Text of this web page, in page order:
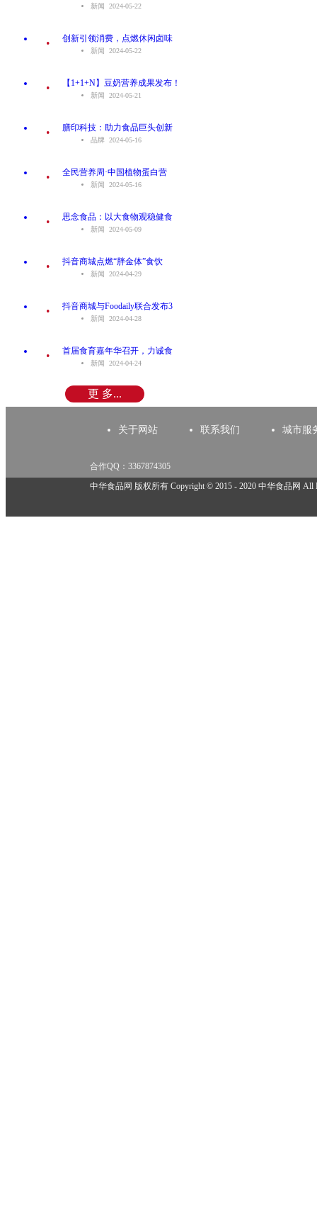
新闻 2024-05-22
. 创新引领消费，点燃休闲卤味
新闻 2024-05-22
. 【1+1+N】豆奶营养成果发布！
新闻 2024-05-21
. 膳印科技：助力食品巨头创新
品牌 2024-05-16
. 全民营养周·中国植物蛋白营
新闻 2024-05-16
. 思念食品：以大食物观稳健食
新闻 2024-05-09
. 抖音商城点燃“胖金体”食饮
新闻 2024-04-29
. 抖音商城与Foodaily联合发布3
新闻 2024-04-28
. 首届食育嘉年华召开，力诚食
新闻 2024-04-24
更 多...
关于网站 联系我们 城市服
合作QQ：3367874305
举报邮箱：918825737@qq.com
中华食品网 版权所有 Copyright © 2015 - 2020 中华食品网 All